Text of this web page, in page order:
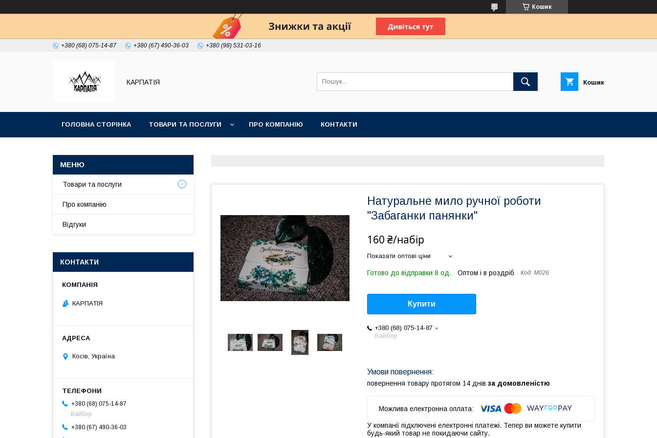
Кошик
+380 (68) 075-14-87 +380 (67) 490-36-03 +380 (98) 531-03-16
КАРПАТІЯ Кошик
ГОЛОВНА СТОРІНКА ТОВАРИ ТА ПОСЛУГИ ПРО КОМПАНІЮ КОНТАКТИ
Натуральне мило ручної роботи
"Забаганки панянки"
160 ₴/набір
Показати оптові ціни
Готово до відправки 8 од. Оптом і в роздріб Код: М026
Купити
+380 (68) 075-14-87
Вайбер
повернення товару протягом 14 днів за домовленістю
У компанії підключені електронні платежі. Тепер ви можете купити
будь-який товар не покидаючи сайту.
Товари та послуги
Про компанію
Відгуки
КОНТАКТИ
КАРПАТІЯ
Косів, Україна
+380 (68) 075-14-87
Вайбер
+380 (67) 490-36-03